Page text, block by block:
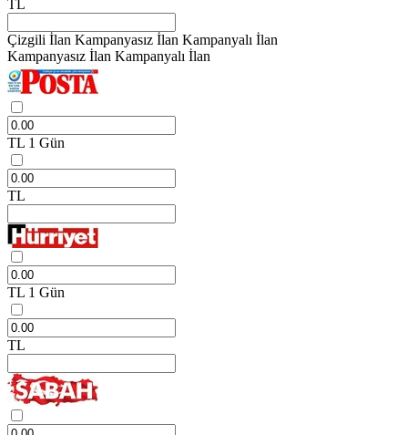
TL
Çizgili İlan Kampanyasız İlan Kampanyalı İlan
Kampanyasız İlan Kampanyalı İlan
TL 1 Gün
TL
TL 1 Gün
TL